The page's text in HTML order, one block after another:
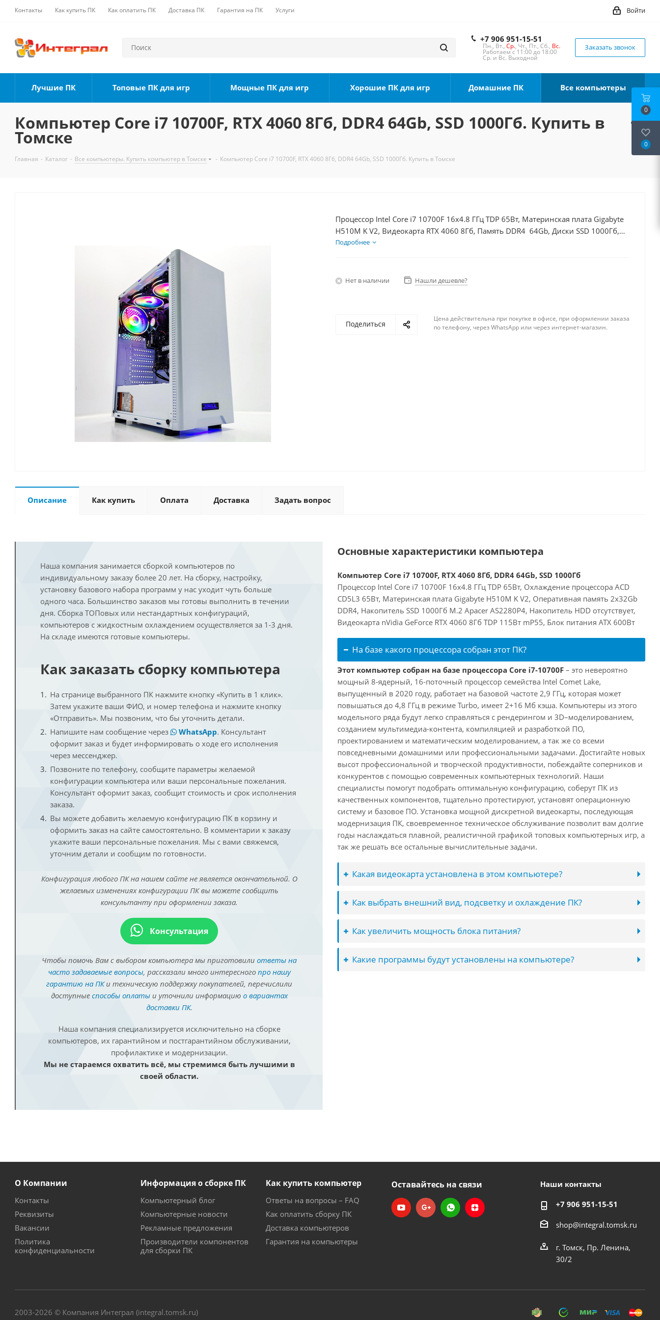
Контакты Как купить ПК Как оплатить ПК Доставка ПК Гарантия на ПК Услуги Войти
+7 906 951-15-51
Пн., Вт., Ср., Чт., Пт., Сб., Вс.
Работаем с 11:00 до 18:00
Ср. и Вс. Выходной
Заказать звонок
Лучшие ПК Топовые ПК для игр Мощные ПК для игр Хорошие ПК для игр Домашние ПК Все компьютеры
Компьютер Core i7 10700F, RTX 4060 8Гб, DDR4 64Gb, SSD 1000Гб. Купить в
Томске
Главная - Каталог - Все компьютеры. Купить компьютер в Томске - Компьютер Core i7 10700F, RTX 4060 8Гб, DDR4 64Gb, SSD 1000Гб. Купить в Томске
Процессор Intel Core i7 10700F 16x4.8 ГГц TDP 65Вт, Материнская плата Gigabyte
H510M K V2, Видеокарта RTX 4060 8Гб, Память DDR4 64Gb, Диски SSD 1000Гб,
БП 600Вт
Подробнее
Нет в наличии Нашли дешевле?
Поделиться
Цена действительна при покупке в офисе, при оформлении заказа
по телефону, через WhatsApp или через интернет-магазин.
Описание Как купить Оплата Доставка Задать вопрос
Наша компания занимается сборкой компьютеров по
индивидуальному заказу более 20 лет. На сборку, настройку,
установку базового набора программ у нас уходит чуть больше
одного часа. Большинство заказов мы готовы выполнить в течении
дня. Сборка ТОПовых или нестандартных конфигураций,
компьютеров с жидкостным охлаждением осуществляется за 1-3 дня.
На складе имеются готовые компьютеры.
Как заказать сборку компьютера
На странице выбранного ПК нажмите кнопку «Купить в 1 клик».
Затем укажите ваши ФИО, и номер телефона и нажмите кнопку
«Отправить». Мы позвоним, что бы уточнить детали.
Напишите нам сообщение через
WhatsApp. Консультант
оформит заказ и будет информировать о ходе его исполнения
через мессенджер.
Позвоните по телефону, сообщите параметры желаемой
конфигурации компьютера или ваши персональные пожелания.
Консультант оформит заказ, сообщит стоимость и срок исполнения
заказа.
Вы можете добавить желаемую конфигурацию ПК в корзину и
оформить заказ на сайте самостоятельно. В комментарии к заказу
укажите ваши персональные пожелания. Мы с вами свяжемся,
уточним детали и сообщим по готовности.
Конфигурация любого ПК на нашем сайте не является окончательной. О
желаемых изменениях конфигурации ПК вы можете сообщить
консультанту при оформлении заказа.
Консультация
Чтобы помочь Вам с выбором компьютера мы приготовили ответы на
часто задаваемые вопросы, рассказали много интересного про нашу
гарантию на ПКи техническую поддержку покупателей, перечислили
доступные способы оплатыи уточнили информацию о вариантах
доставки ПК.
Наша компания специализируется исключительно на сборке
компьютеров, их гарантийном и постгарантийном обслуживании,
профилактике и модернизации.
Мы не стараемся охватить всё, мы стремимся быть лучшими в
своей области.
Основные характеристики компьютера
Компьютер Core i7 10700F, RTX 4060 8Гб, DDR4 64Gb, SSD 1000Гб
Процессор Intel Core i7 10700F 16x4.8 ГГц TDP 65Вт, Охлаждение процессора ACD
CD5L3 65Вт, Материнская плата Gigabyte H510M K V2, Оперативная память 2x32Gb
DDR4, Накопитель SSD 1000Гб M.2 Apacer AS2280P4, Накопитель HDD отсутствует,
Видеокарта nVidia GeForce RTX 4060 8Гб TDP 115Вт mP55, Блок питания ATX 600Вт
На базе какого процессора собран этот ПК?
Этот компьютер собран на базе процессора Core i7-10700F – это невероятно
мощный 8-ядерный, 16-поточный процессор семейства Intel Comet Lake,
выпущенный в 2020 году, работает на базовой частоте 2,9 ГГц, которая может
повышаться до 4,8 ГГц в режиме Turbo, имеет 2+16 Мб кэша. Компьютеры из этого
модельного ряда будут легко справляться с рендерингом и 3D–моделированием,
созданием мультимедиа-контента, компиляцией и разработкой ПО,
проектированием и математическим моделированием, а так же со всеми
повседневными домашними или профессиональными задачами. Достигайте новых
высот профессиональной и творческой продуктивности, побеждайте соперников и
конкурентов с помощью современных компьютерных технологий. Наши
специалисты помогут подобрать оптимальную конфигурацию, соберут ПК из
качественных компонентов, тщательно протестируют, установят операционную
систему и базовое ПО. Установка мощной дискретной видеокарты, последующая
модернизация ПК, своевременное техническое обслуживание позволит вам долгие
годы наслаждаться плавной, реалистичной графикой топовых компьютерных игр, а
так же решать все остальные вычислительные задачи.
Какая видеокарта установлена в этом компьютере?
Как выбрать внешний вид, подсветку и охлаждение ПК?
Как увеличить мощность блока питания?
Какие программы будут установлены на компьютере?
О Компании
Контакты
Реквизиты
Вакансии
Политика
конфиденциальности
Информация о сборке ПК
Компьютерный блог
Компьютерные новости
Рекламные предложения
Производители компонентов
для сборки ПК
Как купить компьютер
Ответы на вопросы – FAQ
Как оплатить сборку ПК
Доставка компьютеров
Гарантия на компьютеры
Оставайтесь на связи Наши контакты
+7 906 951-15-51
shop@integral.tomsk.ru
г. Томск, Пр. Ленина,
30/2
2003-2026 © Компания Интеграл (integral.tomsk.ru)
0
0